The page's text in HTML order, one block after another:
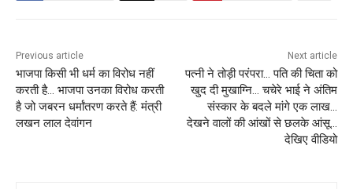
Previous article
भाजपा किसी भी धर्म का विरोध नहीं
करती है… भाजपा उनका विरोध करती
है जो जबरन धर्मांतरण करते हैं: मंत्री
लखन लाल देवांगन
Next article
पत्नी ने तोड़ी परंपरा… पति की चिता को
खुद दी मुखाग्नि… चचेरे भाई ने अंतिम
संस्कार के बदले मांगे एक लाख…
देखने वालों की आंखों से छलके आंसू…
देखिए वीडियो